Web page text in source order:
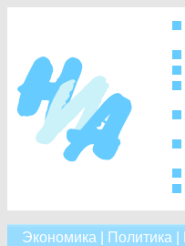
Экономика Политика